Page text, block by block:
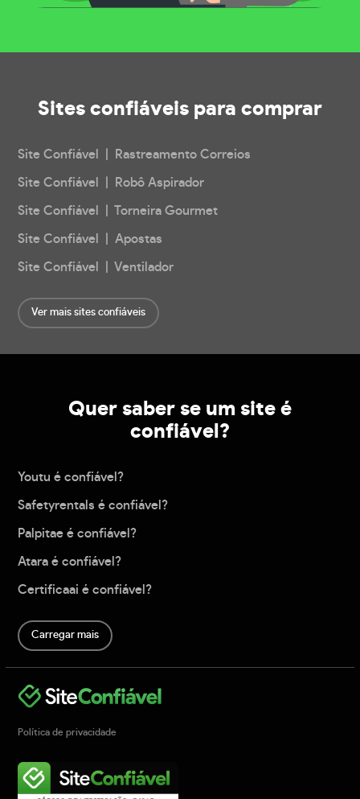
Sites confiáveis para comprar
Site Confiável | Rastreamento Correios
Site Confiável | Robô Aspirador
Site Confiável | Torneira Gourmet
Site Confiável | Apostas
Site Confiável | Ventilador
Ver mais sites confiáveis
Quer saber se um site é
confiável?
Youtu é confiável?
Safetyrentals é confiável?
Palpitae é confiável?
Atara é confiável?
Certificaai é confiável?
Carregar mais
Política de privacidade